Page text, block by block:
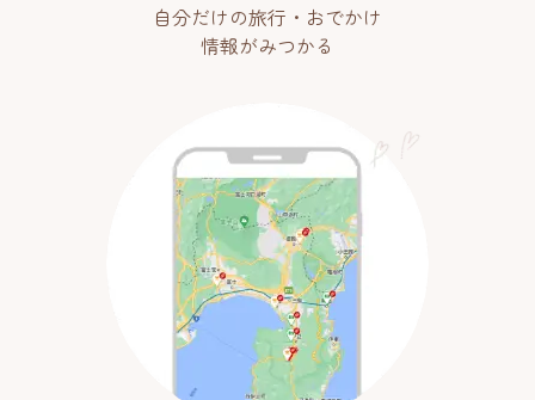
自分だけの旅行・おでかけ
情報がみつかる